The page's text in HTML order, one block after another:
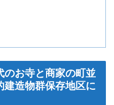
のお寺と商家の町並
建造物群保存地区に